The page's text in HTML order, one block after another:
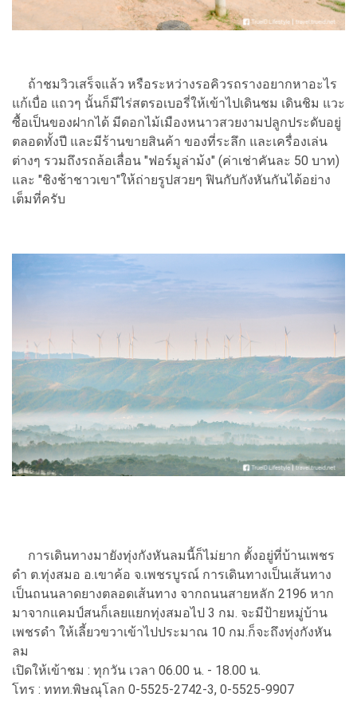
ถ้าชมวิวเสร็จแล้ว หรือระหว่างรอคิวรถรางอยากหาอะไร
แก้เบื่อ แถวๆ นั้นก็มีไร่สตรอเบอรี่ให้เข้าไปเดินชม เดินชิม แวะ
ซื้อเป็นของฝากได้ มีดอกไม้เมืองหนาวสวยงามปลูกประดับอยู่
ตลอดทั้งปี และมีร้านขายสินค้า ของที่ระลึก และเครื่องเล่น
ต่างๆ รวมถึงรถล้อเลื่อน "ฟอร์มูล่าม้ง" (ค่าเช่าคันละ 50 บาท)
และ "ชิงช้าชาวเขา"ให้ถ่ายรูปสวยๆ ฟินกับกังหันกันได้อย่าง
เต็มที่ครับ
การเดินทางมายังทุ่งกังหันลมนี้ก็ไม่ยาก ตั้งอยู่ที่บ้านเพชร
ดำ ต.ทุ่งสมอ อ.เขาค้อ จ.เพชรบูรณ์ การเดินทางเป็นเส้นทาง
เป็นถนนลาดยางตลอดเส้นทาง จากถนนสายหลัก 2196 หาก
มาจากแคมป์สนก็เลยแยกทุ่งสมอไป 3 กม. จะมีป้ายหมู่บ้าน
เพชรดำ ให้เลี้ยวขวาเข้าไปประมาณ 10 กม.ก็จะถึงทุ่งกังหัน
ลม
เปิดให้เข้าชม : ทุกวัน เวลา 06.00 น. - 18.00 น.
โทร : ททท.พิษณุโลก 0-5525-2742-3, 0-5525-9907